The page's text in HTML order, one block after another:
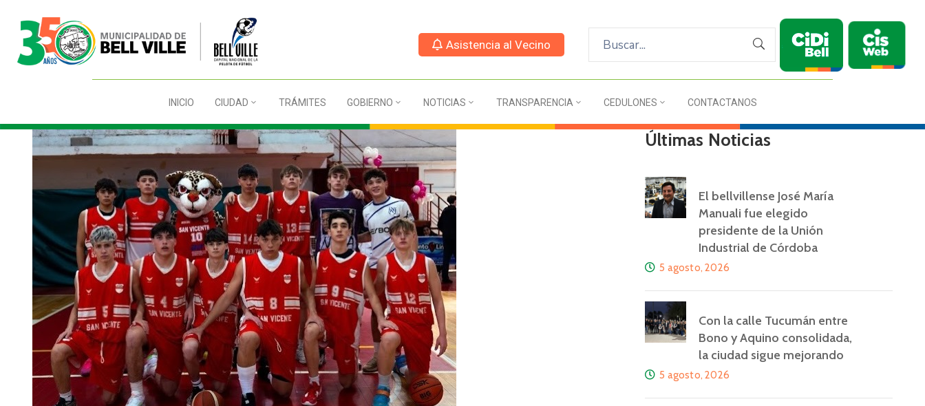
Asistencia al Vecino
INICIO CIUDAD TRÁMITES GOBIERNO NOTICIAS TRANSPARENCIA CEDULONES CONTACTANOS
Últimas Noticias
El bellvillense José María
Manuali fue elegido
presidente de la Unión
Industrial de Córdoba
5 agosto, 2026
Con la calle Tucumán entre
Bono y Aquino consolidada,
la ciudad sigue mejorando
5 agosto, 2026